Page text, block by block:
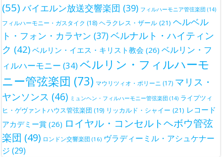
(55) バイエルン放送交響楽団 (39) フィルハーモニア管弦楽団 (14)
フィルハーモニー・ガスタイク (18) ヘラクレス・ザール (21) ヘルベル
ト・フォン・カラヤン (37)ベルナルト・ハイティン
ク (42) ベルリン・イエス・キリスト教会 (26) ベルリン・フ
ィルハーモニー (34)ベルリン・フィルハーモ
ニー管弦楽団 (73) マウリツィオ・ポリーニ (17) マリス・
ヤンソンス (46) ミュンヘン・フィルハーモニー管弦楽団 (14) ライプツィ
ヒ・ゲヴァントハウス管弦楽団 (19) リッカルド・シャイー (21) レコード
アカデミー賞 (26) ロイヤル・コンセルトヘボウ管弦
楽団 (49) ロンドン交響楽団 (16) ヴラディーミル・アシュケナー
ジ (29)